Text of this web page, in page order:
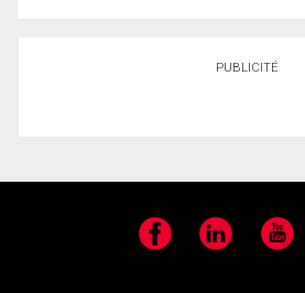
PUBLICITÉ
Facebook LinkedIn YouTube